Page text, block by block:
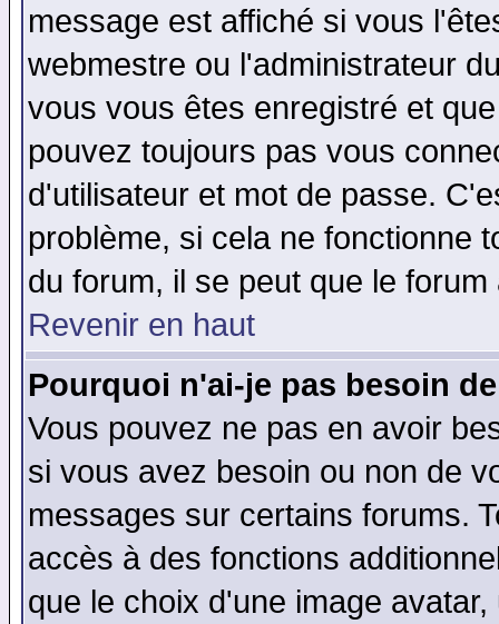
message est affiché si vous
webmestre ou l'administrateur
vous vous êtes enregistré et
pouvez toujours pas vous
d'utilisateur et mot de passe.
problème, si cela ne fonctionne
du forum, il se peut que le
Revenir en haut
Pourquoi n'ai-je pas besoin
Vous pouvez ne pas en avoir
si vous avez besoin ou non de
messages sur certains forums.
accès à des fonctions
que le choix d'une image